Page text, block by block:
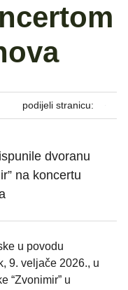
podijeli stranicu:
dvoranu
na koncertu
u povodu
9. veljače 2026., u
“Zvonimir” u